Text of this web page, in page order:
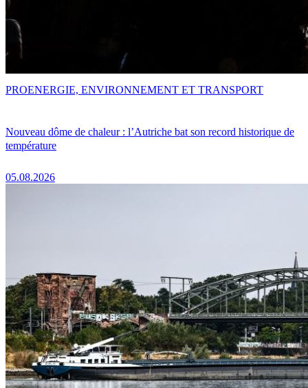
Nouveau dôme de chaleur : l’Autriche bat son record historique de
température
05.08.2026
PROENERGIE, ENVIRONNEMENT ET TRANSPORT